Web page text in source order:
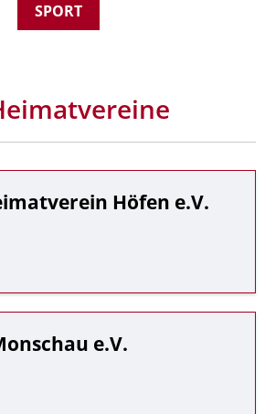
SPORT
Höfen e.V.
e.V.